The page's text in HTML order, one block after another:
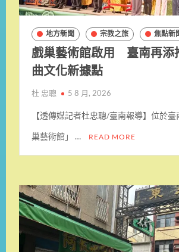
地方新聞 宗教之旅 焦點新
戲巢藝術館啟用 臺南再添
曲文化新據點
杜 忠聰 5 8 月, 2026
【透傳媒記者杜忠聰/臺南報導】位於
巢藝術館」 … READ MORE